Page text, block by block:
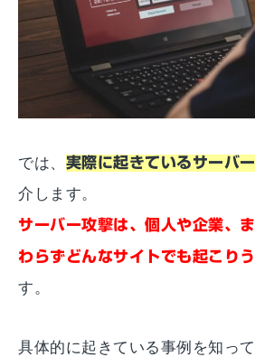
では、 実際に起きているサーバ
介します。
サーバー攻撃は、個人や企業、
わらずどんなサイトでも起こり
す。
具体的に起きている事例を知っ